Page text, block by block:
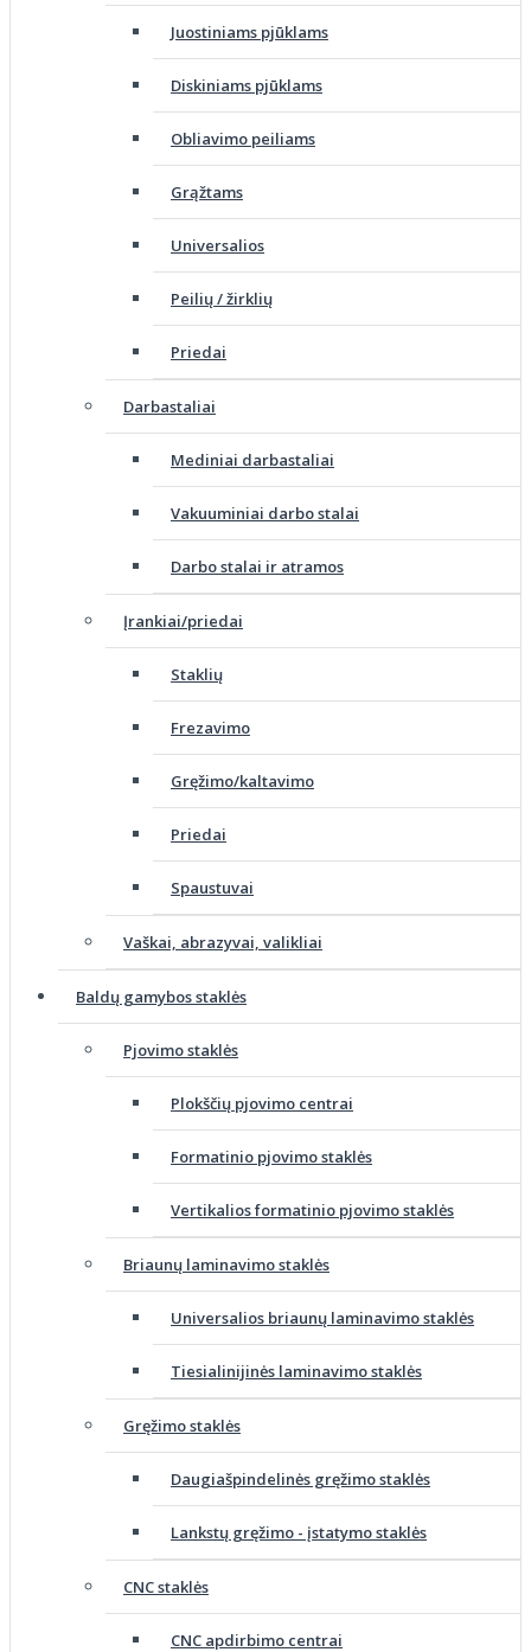
Juostiniams pjūklams
Diskiniams pjūklams
Obliavimo peiliams
Grąžtams
Universalios
Peilių / žirklių
Priedai
Darbastaliai
Mediniai darbastaliai
Vakuuminiai darbo stalai
Darbo stalai ir atramos
Įrankiai/priedai
Staklių
Frezavimo
Gręžimo/kaltavimo
Priedai
Spaustuvai
Vaškai, abrazyvai, valikliai
Baldų gamybos staklės
Pjovimo staklės
Plokščių pjovimo centrai
Formatinio pjovimo staklės
Vertikalios formatinio pjovimo staklės
Briaunų laminavimo staklės
Universalios briaunų laminavimo staklės
Tiesialinijinės laminavimo staklės
Gręžimo staklės
Daugiašpindelinės gręžimo staklės
Lankstų gręžimo - įstatymo staklės
CNC staklės
CNC apdirbimo centrai